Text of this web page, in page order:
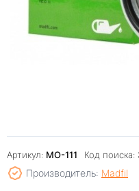
Артикул: MO-111 Код поиска:
Производитель: Madfil